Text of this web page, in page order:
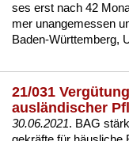
ses erst nach 42
mer un­an­ge­mes­sen
Ba­den-Würt­tem­berg,
21/031
ausländischer
30.06.2021. BAG